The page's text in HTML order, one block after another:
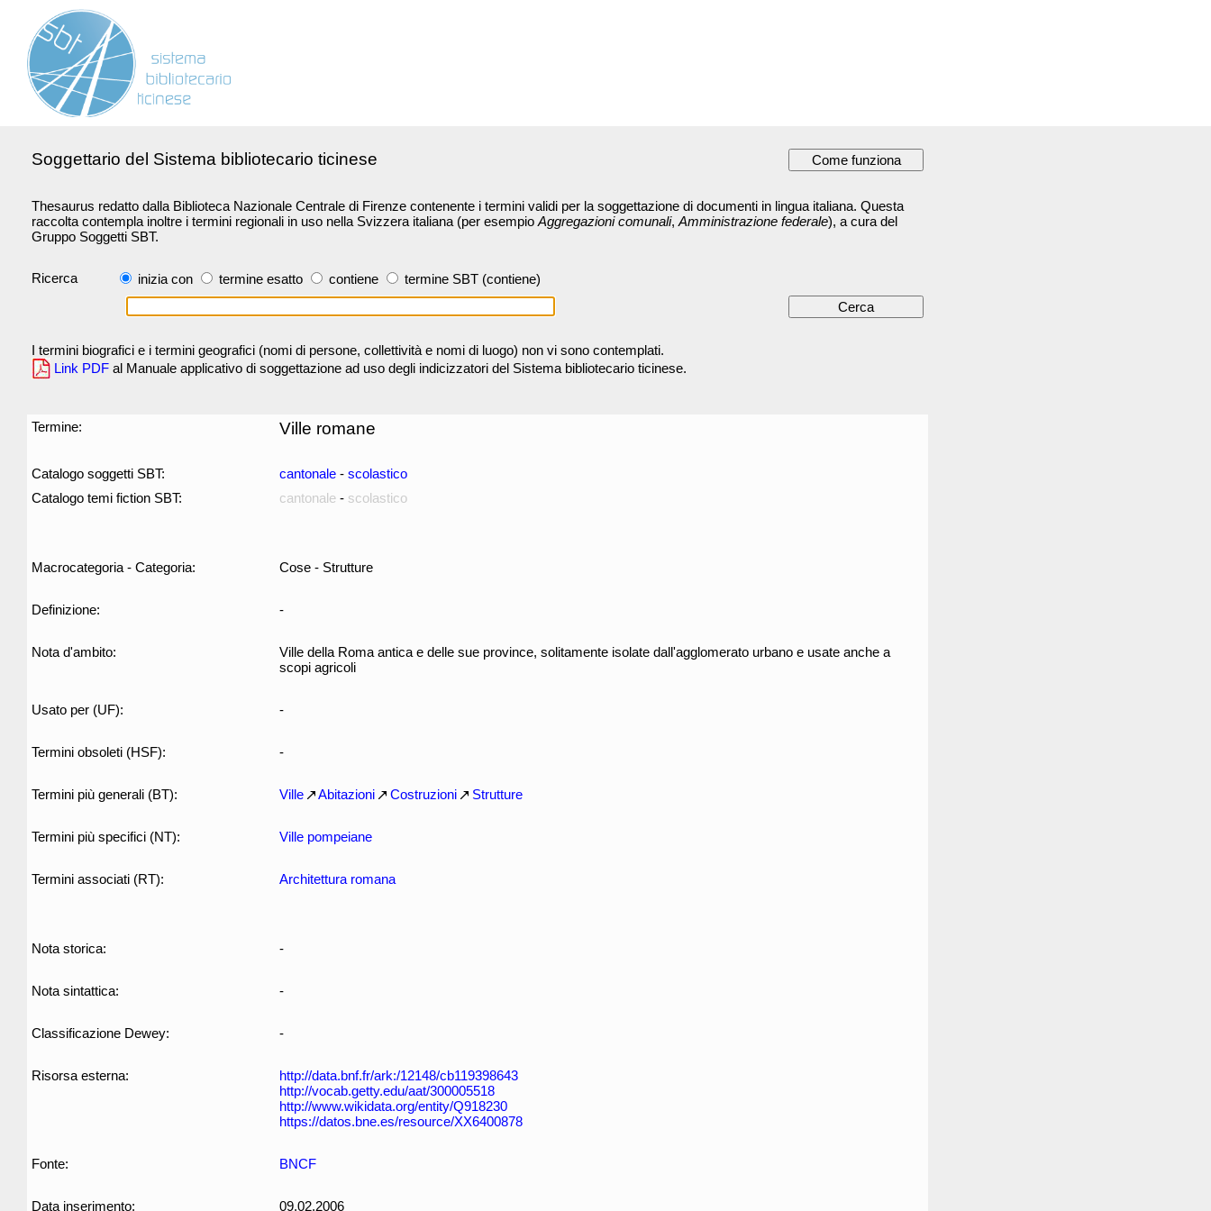
Soggettario del Sistema bibliotecario ticinese
Thesaurus redatto dalla Biblioteca Nazionale Centrale di Firenze contenente i termini validi per la soggettazione di documenti in lingua italiana. Questa
raccolta contempla inoltre i termini regionali in uso nella Svizzera italiana (per esempio Aggregazioni comunali, Amministrazione federale), a cura del
Gruppo Soggetti SBT.
Ricerca inizia con termine esatto contiene termine SBT (contiene)
I termini biografici e i termini geografici (nomi di persone, collettività e nomi di luogo) non vi sono contemplati.
Link PDF al Manuale applicativo di soggettazione ad uso degli indicizzatori del Sistema bibliotecario ticinese.
Termine: Ville romane
Catalogo soggetti SBT: cantonale - scolastico
Catalogo temi fiction SBT:
cantonale - scolastico
Macrocategoria - Categoria: Cose - Strutture
Definizione: -
Nota d'ambito:
Ville della Roma antica e delle sue province, solitamente isolate dall'agglomerato urbano e usate anche a
scopi agricoli
Usato per (UF): -
Termini obsoleti (HSF): -
Termini più generali (BT): Ville Abitazioni Costruzioni Strutture
Termini più specifici (NT): Ville pompeiane
Termini associati (RT): Architettura romana
Nota storica: -
Nota sintattica: -
Classificazione Dewey: -
Risorsa esterna:
http://data.bnf.fr/ark:/12148/cb119398643
http://vocab.getty.edu/aat/300005518
http://www.wikidata.org/entity/Q918230
https://datos.bne.es/resource/XX6400878
Fonte: BNCF
Data inserimento: 09.02.2006